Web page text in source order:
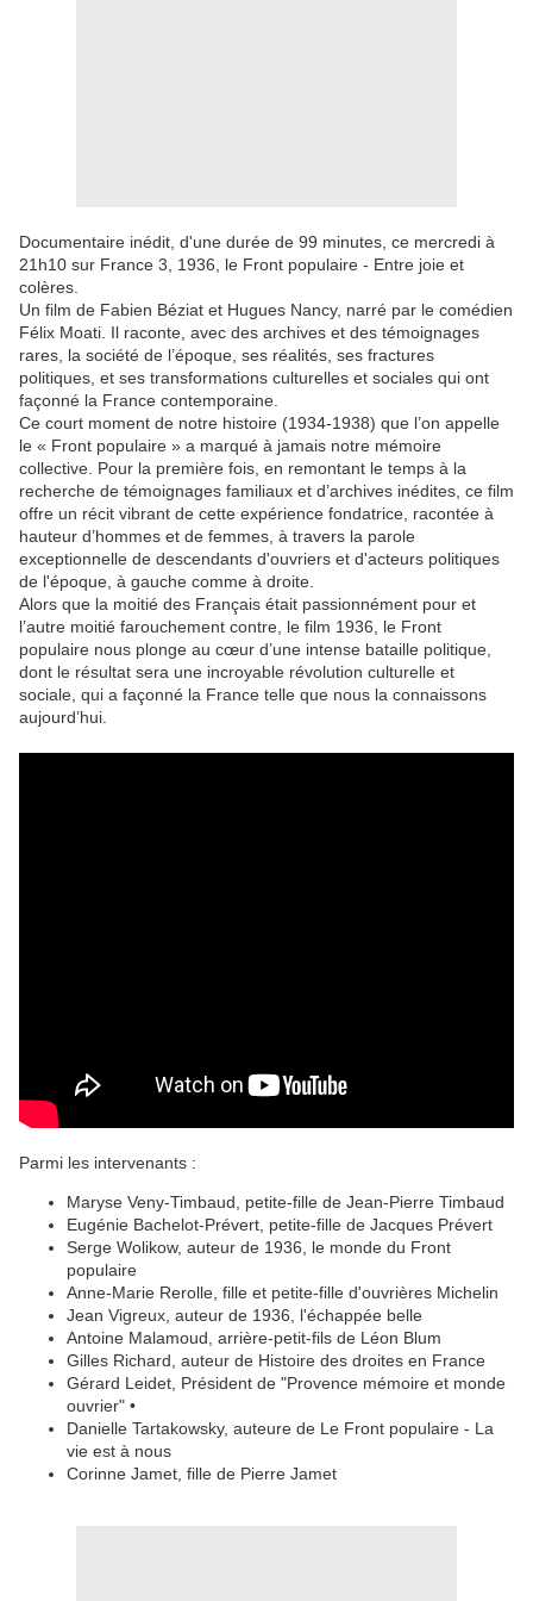
Documentaire inédit, d'une durée de 99 minutes, ce mercredi à
21h10 sur France 3, 1936, le Front populaire - Entre joie et
colères.
Un film de Fabien Béziat et Hugues Nancy, narré par le comédien
Félix Moati. Il raconte, avec des archives et des témoignages
rares, la société de l’époque, ses réalités, ses fractures
politiques, et ses transformations culturelles et sociales qui ont
façonné la France contemporaine.
Ce court moment de notre histoire (1934-1938) que l’on appelle
le « Front populaire » a marqué à jamais notre mémoire
collective. Pour la première fois, en remontant le temps à la
recherche de témoignages familiaux et d’archives inédites, ce film
offre un récit vibrant de cette expérience fondatrice, racontée à
hauteur d’hommes et de femmes, à travers la parole
exceptionnelle de descendants d'ouvriers et d'acteurs politiques
de l'époque, à gauche comme à droite.
Alors que la moitié des Français était passionnément pour et
l’autre moitié farouchement contre, le film 1936, le Front
populaire nous plonge au cœur d’une intense bataille politique,
dont le résultat sera une incroyable révolution culturelle et
sociale, qui a façonné la France telle que nous la connaissons
aujourd’hui.
Parmi les intervenants :
Maryse Veny-Timbaud, petite-fille de Jean-Pierre Timbaud
Eugénie Bachelot-Prévert, petite-fille de Jacques Prévert
Serge Wolikow, auteur de 1936, le monde du Front
populaire
Anne-Marie Rerolle, fille et petite-fille d'ouvrières Michelin
Jean Vigreux, auteur de 1936, l'échappée belle
Antoine Malamoud, arrière-petit-fils de Léon Blum
Gilles Richard, auteur de Histoire des droites en France
Gérard Leidet, Président de "Provence mémoire et monde
ouvrier" •
Danielle Tartakowsky, auteure de Le Front populaire - La
vie est à nous
Corinne Jamet, fille de Pierre Jamet